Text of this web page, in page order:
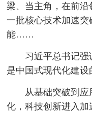
梁、当主角，在前沿
一批核心技术加速
能……
习近平总书记强
是中国式现代化建设
从基础突破到
化，科技创新进入